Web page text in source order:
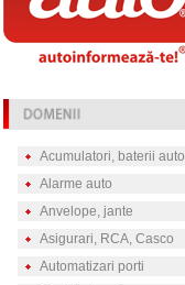
Acumulatori, baterii auto
Alarme auto
Anvelope, jante
Asigurari, RCA, Casco
Automatizari porti